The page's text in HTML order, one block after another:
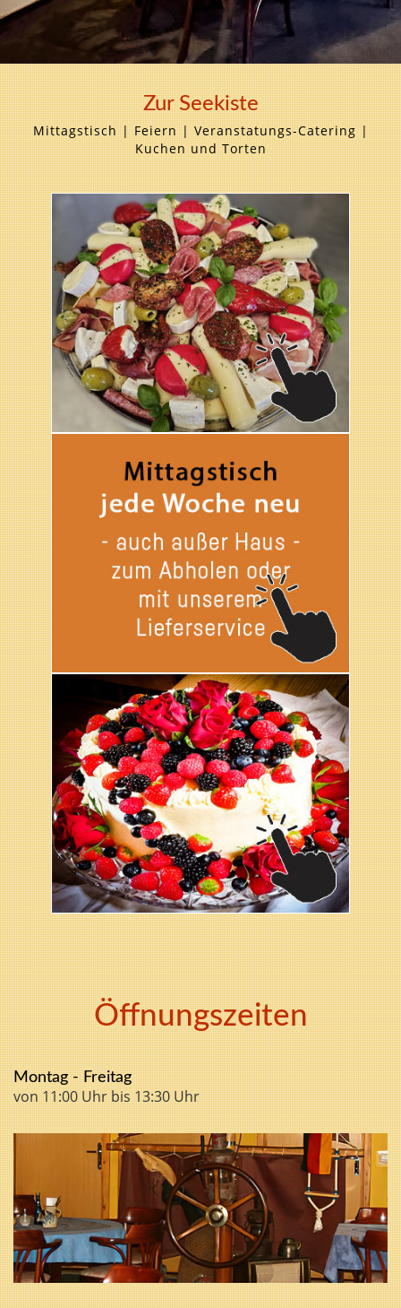
Zur Seekiste
Mittagstisch | Feiern | Veranstatungs-Catering |
Kuchen und Torten
Öffnungszeiten
Montag - Freitag
von 11:00 Uhr bis 13:30 Uhr